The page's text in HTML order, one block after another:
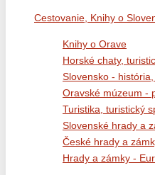
Cestovanie, Knihy o
Knihy o Orave
Horské chaty,
Slovensko -
Oravské múzeum -
Turistika, turistický
Slovenské hrady a
České hrady a
Hrady a zámky -